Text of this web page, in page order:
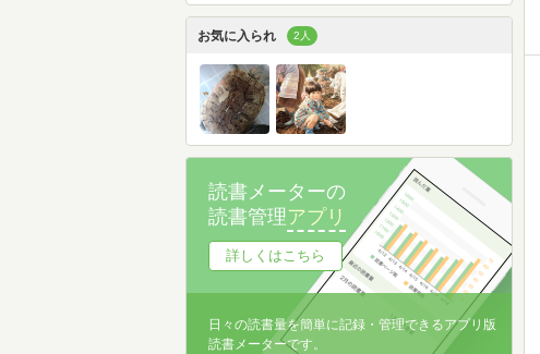
お気に入られ 2人
読書メーターの
読書管理アプリ
詳しくはこちら
日々の読書量を簡単に記録・管理できるアプリ版
読書メーターです。